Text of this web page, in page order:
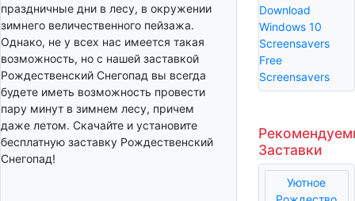
праздничные дни в лесу, в окружении
зимнего величественного пейзажа.
Однако, не у всех нас имеется такая
возможность, но с нашей заставкой
Рождественский Снегопад вы всегда
будете иметь возможность провести
пару минут в зимнем лесу, причем
даже летом. Скачайте и установите
бесплатную заставку Рождественский
Снегопад!
Download
Windows 10
Screensavers
Free
Screensavers
Заставки
Уютное